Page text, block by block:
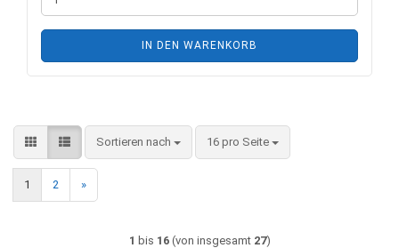
IN DEN WARENKORB
Sortieren nach
Sortieren nach 16 pro Seite
pro Seite
1 2 »
1 bis 16(von insgesamt 27)